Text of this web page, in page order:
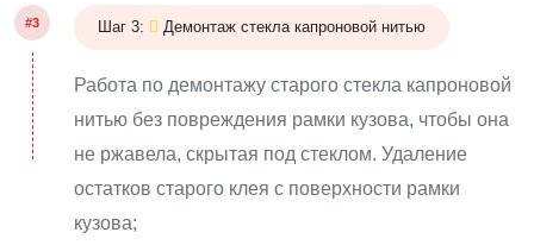
#3 Шаг 3: Демонтаж стекла капроновой нитью
Работа по демонтажу старого стекла капроновой
нитью без повреждения рамки кузова, чтобы она
не ржавела, скрытая под стеклом. Удаление
остатков старого клея с поверхности рамки
кузова;